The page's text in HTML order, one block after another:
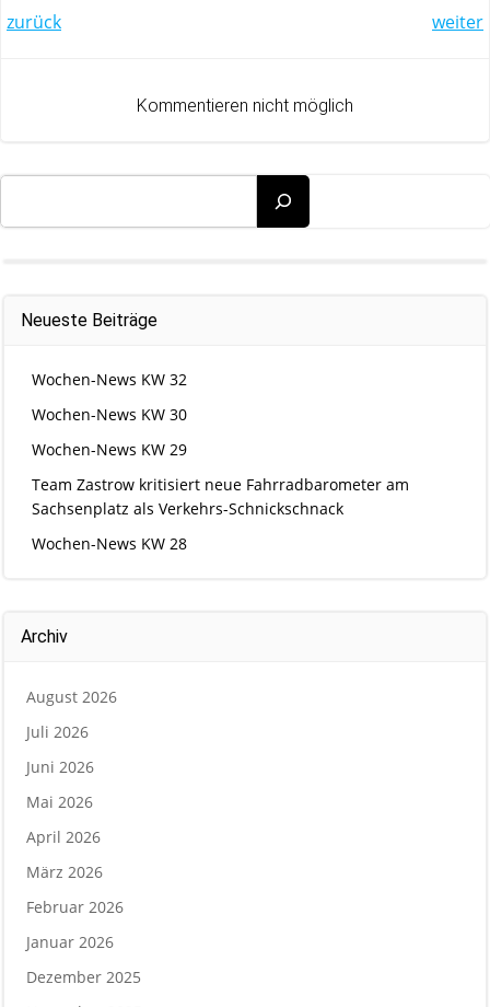
Post
navigation
zurück
navigation
weiter
Kommentieren nicht möglich
Neueste Beiträge
Wochen-News KW 32
Wochen-News KW 30
Wochen-News KW 29
Team Zastrow kritisiert neue Fahrradbarometer am
Sachsenplatz als Verkehrs-Schnickschnack
Wochen-News KW 28
Archiv
August 2026
Juli 2026
Juni 2026
Mai 2026
April 2026
März 2026
Februar 2026
Januar 2026
Dezember 2025